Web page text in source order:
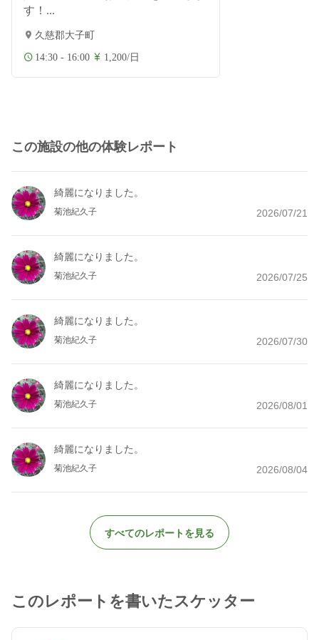
す！...
久慈郡大子町
14:30 - 16:00 1,200/日
この施設の他の体験レポート
綺麗になりました。
菊池紀久子 2026/07/21
綺麗になりました。
菊池紀久子 2026/07/25
綺麗になりました。
菊池紀久子 2026/07/30
綺麗になりました。
菊池紀久子 2026/08/01
綺麗になりました。
菊池紀久子 2026/08/04
すべてのレポートを見る
このレポートを書いたスケッター